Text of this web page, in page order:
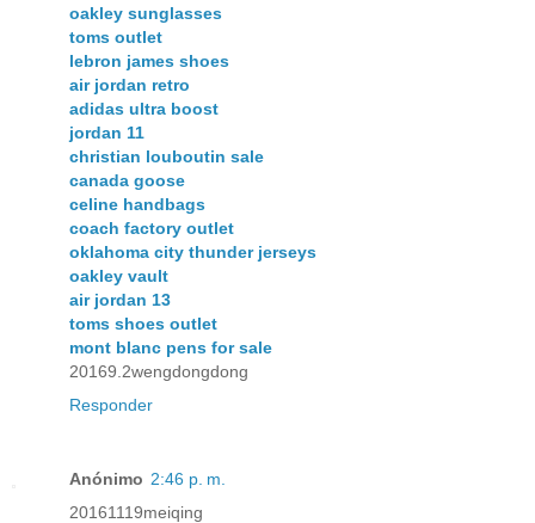
oakley sunglasses
toms outlet
lebron james shoes
air jordan retro
adidas ultra boost
jordan 11
christian louboutin sale
canada goose
celine handbags
coach factory outlet
oklahoma city thunder jerseys
oakley vault
air jordan 13
toms shoes outlet
mont blanc pens for sale
20169.2wengdongdong
Responder
Anónimo 2:46 p. m.
20161119meiqing